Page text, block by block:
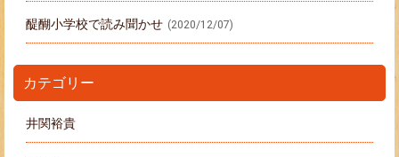
醍醐小学校で読み聞かせ (2020/12/07)
カテゴリー
井関裕貴